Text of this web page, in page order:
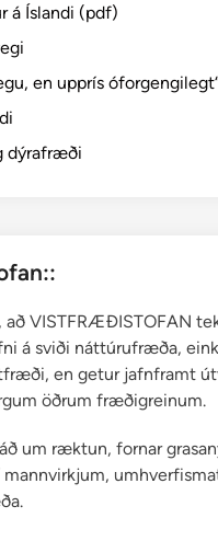
g
á Íslandi (pdf)
en upprís
dýrafræði
að VISTFRÆÐISTOFAN
á sviði náttúrufræða,
en getur jafnframt
öðrum fræðigreinum.
um ræktun, fornar
mannvirkjum,